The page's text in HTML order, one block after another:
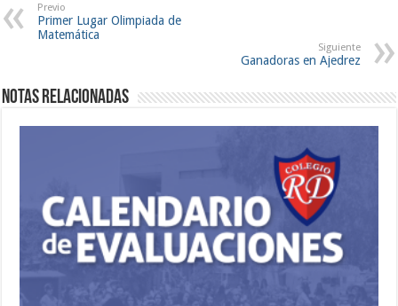
Previo
Primer Lugar Olimpiada de
Matemática
Siguiente
Ganadoras en Ajedrez
Notas Relacionadas